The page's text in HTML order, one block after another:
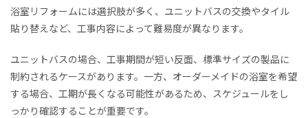
浴室リフォームには選択肢が多く、ユニットバスの交換やタイル
貼り替えなど、工事内容によって難易度が異なります。
ユニットバスの場合、工事期間が短い反面、標準サイズの製品に
制約されるケースがあります。一方、オーダーメイドの浴室を希望
する場合、工期が長くなる可能性があるため、スケジュールをし
っかり確認することが重要です。